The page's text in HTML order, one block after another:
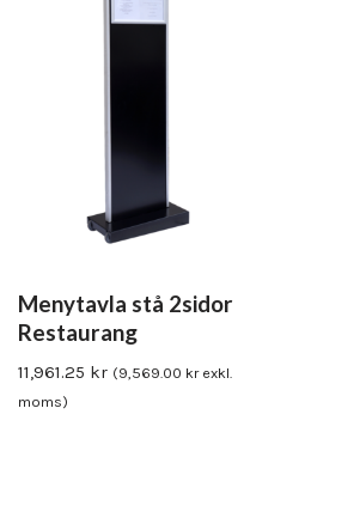
Menytavla stå 2sidor
Restaurang
11,961.25 kr (9,569.00 krexkl.
moms)